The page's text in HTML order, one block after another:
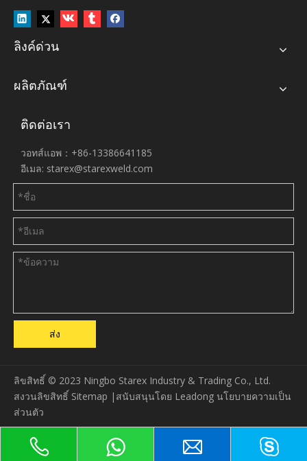
ลิงค์ด่วน
ผลิตภัณฑ์
ติดต่อเรา
วอทส์แอพ：+86-13386641185
อีเมล: starex@starexweld.com
ส่ง
ลิขสิทธิ์ © 2023 Ningbo Starex Industry & Trading Co., Ltd.
สงวนลิขสิทธิ์ Sitemap |สนับสนุนโดย Leadong นโยบายความเป็น
ส่วนตัว